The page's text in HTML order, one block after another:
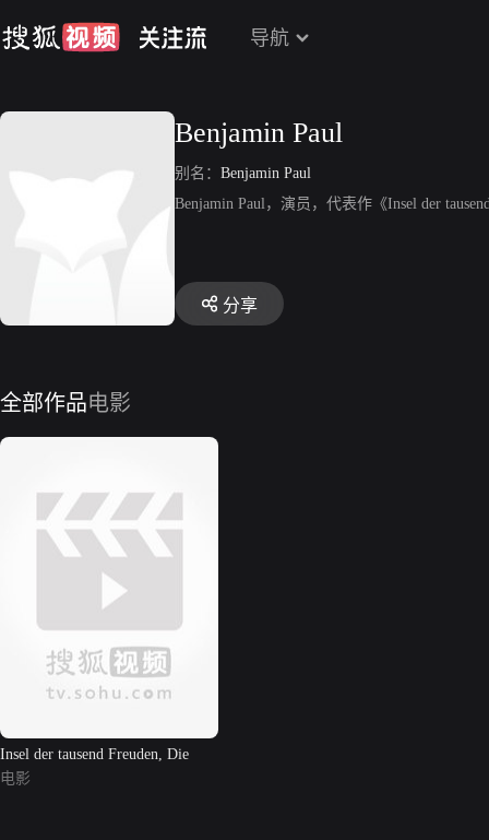
导航
Benjamin Paul
别名： Benjamin Paul
Benjamin Paul，演员，代表作《Insel der
分享
全部作品电影
Insel der tausend Freuden, Die
电影